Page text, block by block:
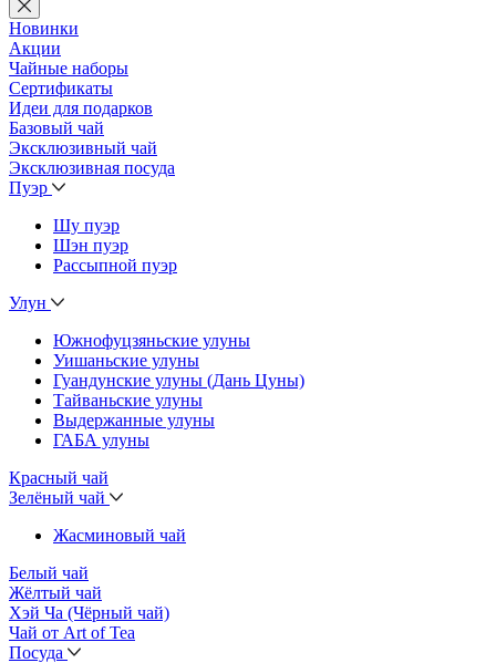
Новинки
Акции
Чайные наборы
Сертификаты
Идеи для подарков
Базовый чай
Эксклюзивный чай
Эксклюзивная посуда
Пуэр
Шу пуэр
Шэн пуэр
Рассыпной пуэр
Улун
Южнофуцзяньские улуны
Уишаньские улуны
Гуандунские улуны (Дань Цуны)
Тайваньские улуны
Выдержанные улуны
ГАБА улуны
Красный чай
Зелёный чай
Жасминовый чай
Белый чай
Жёлтый чай
Хэй Ча (Чёрный чай)
Чай от Art of Tea
Посуда